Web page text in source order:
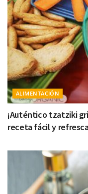
ALIMENTACIÓN
¡Auténtico tzatziki
receta fácil y